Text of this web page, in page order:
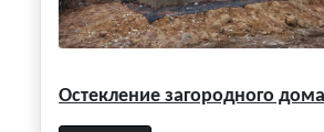
Остекление загородного